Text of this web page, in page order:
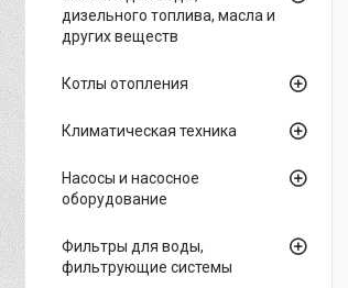
дизельного топлива, масла и
других веществ
Котлы отопления
Климатическая техника
Насосы и насосное
оборудование
Фильтры для воды,
фильтрующие системы